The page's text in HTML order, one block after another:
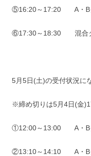
⑤16:20～17:20 A・
⑥17:30～18:30 混合
5月5日(土)の受付状況に
※締め切りは5月4日(金
①12:00～13:00 A・
②13:10～14:10 A・